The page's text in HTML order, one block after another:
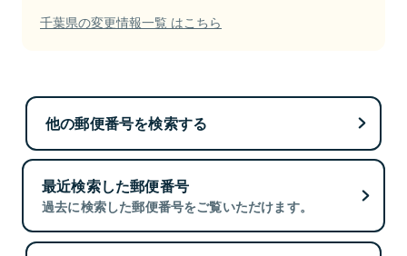
千葉県の変更情報一覧 はこちら
他の郵便番号を検索する
最近検索した郵便番号
過去に検索した郵便番号をご覧いただけます。